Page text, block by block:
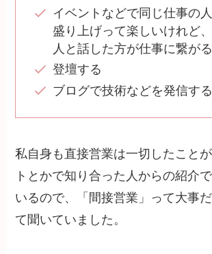
イベントなどで同じ仕事の
盛り上げって楽しいけれど
人と話した方が仕事に繋がる
登壇する
ブログで技術などを発信する
私自身も直接営業は一切したこと
トとかで知り合った人からの紹介
いるので、「間接営業」って大事
て聞いていました。